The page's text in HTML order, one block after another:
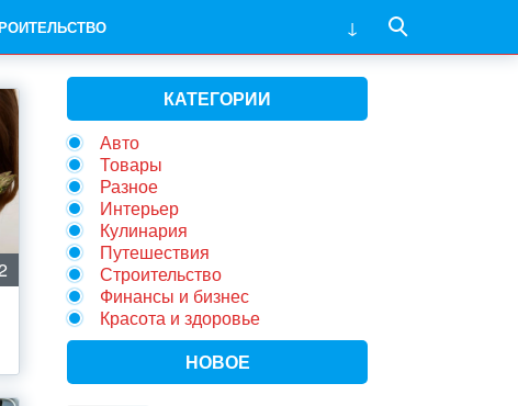
КАТЕГОРИИ
Авто
Товары
Разное
Интерьер
Кулинария
Путешествия
Строительство
Финансы и бизнес
Красота и здоровье
НОВОЕ